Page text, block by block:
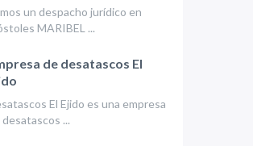
un despacho jurídico en
MARIBEL ...
de desatascos El
El Ejido es una empresa
desatascos ...